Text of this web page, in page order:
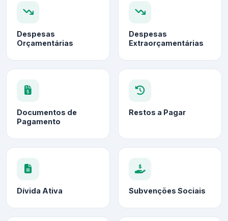
Despesas
Orçamentárias
Despesas
Extraorçamentárias
Documentos de
Pagamento
Restos a Pagar
Dívida Ativa Subvenções Sociais